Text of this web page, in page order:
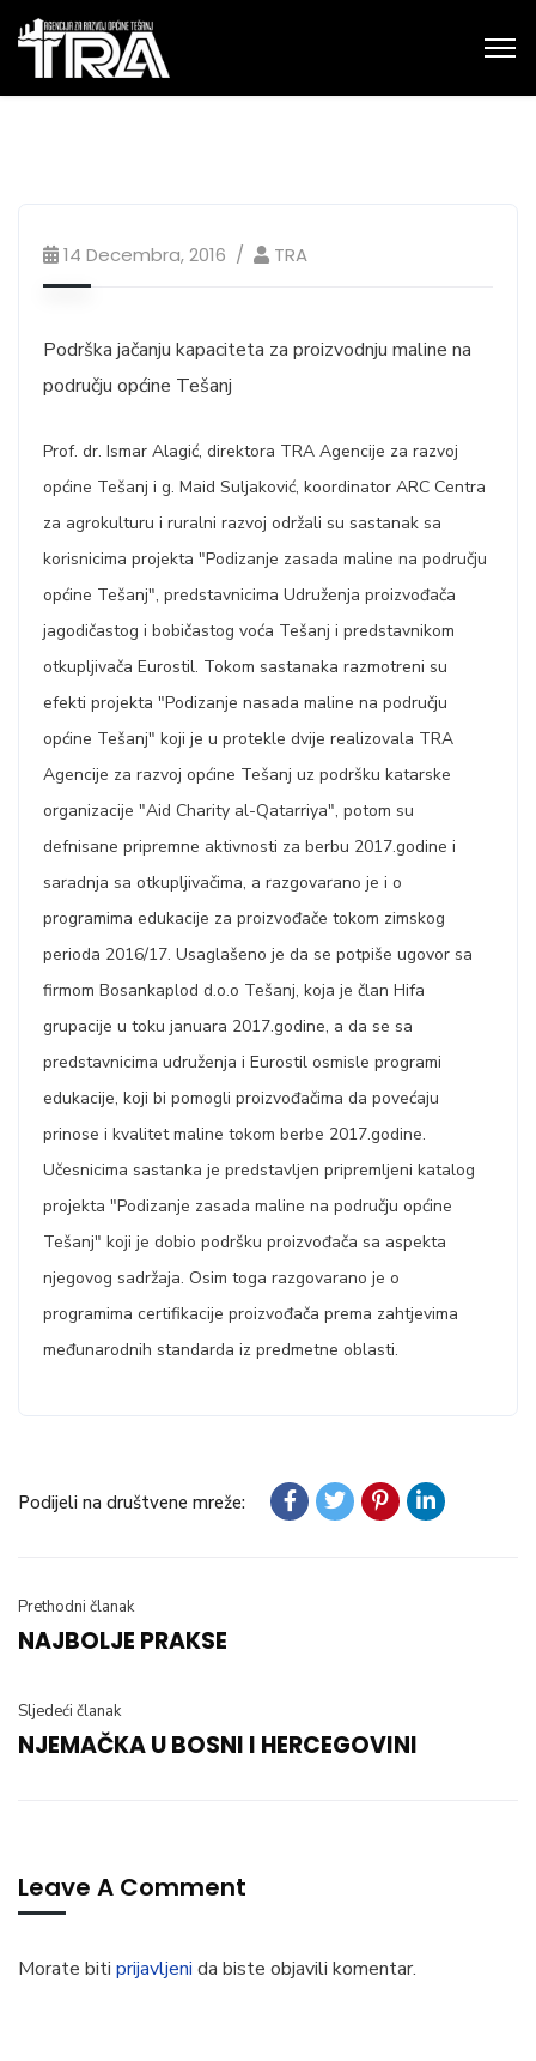
14 Decembra, 2016 TRA
Podrška jačanju kapaciteta za proizvodnju maline na
području općine Tešanj
Prof. dr. Ismar Alagić, direktora TRA Agencije za razvoj
općine Tešanj i g. Maid Suljaković, koordinator ARC Centra
za agrokulturu i ruralni razvoj održali su sastanak sa
korisnicima projekta "Podizanje zasada maline na području
općine Tešanj", predstavnicima Udruženja proizvođača
jagodičastog i bobičastog voća Tešanj i predstavnikom
otkupljivača Eurostil. Tokom sastanaka razmotreni su
efekti projekta "Podizanje nasada maline na području
općine Tešanj" koji je u protekle dvije realizovala TRA
Agencije za razvoj općine Tešanj uz podršku katarske
organizacije "Aid Charity al-Qatarriya", potom su
defnisane pripremne aktivnosti za berbu 2017.godine i
saradnja sa otkupljivačima, a razgovarano je i o
programima edukacije za proizvođače tokom zimskog
perioda 2016/17. Usaglašeno je da se potpiše ugovor sa
firmom Bosankaplod d.o.o Tešanj, koja je član Hifa
grupacije u toku januara 2017.godine, a da se sa
predstavnicima udruženja i Eurostil osmisle programi
edukacije, koji bi pomogli proizvođačima da povećaju
prinose i kvalitet maline tokom berbe 2017.godine.
Učesnicima sastanka je predstavljen pripremljeni katalog
projekta "Podizanje zasada maline na području općine
Tešanj" koji je dobio podršku proizvođača sa aspekta
njegovog sadržaja. Osim toga razgovarano je o
programima certifikacije proizvođača prema zahtjevima
međunarodnih standarda iz predmetne oblasti.
Podijeli na društvene mreže:
Prethodni članak
NAJBOLJE PRAKSE
Sljedeći članak
NJEMAČKA U BOSNI I HERCEGOVINI
Leave A Comment
Morate biti prijavljeni da biste objavili komentar.